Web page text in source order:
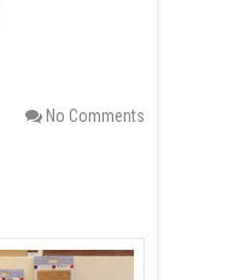
No Comments